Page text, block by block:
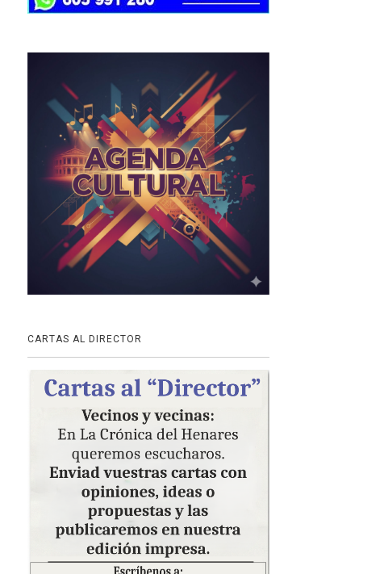
CARTAS AL DIRECTOR